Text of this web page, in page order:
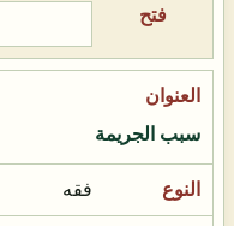
سبب الجريمة
فقه